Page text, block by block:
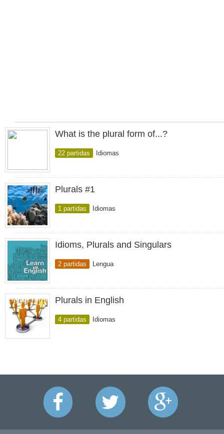
What is the plural form of...?
22 partidas Idiomas
Plurals #1
1 partidas Idiomas
Idioms, Plurals and Singulars
2 partidas Lengua
Plurals in English
4 partidas Idiomas